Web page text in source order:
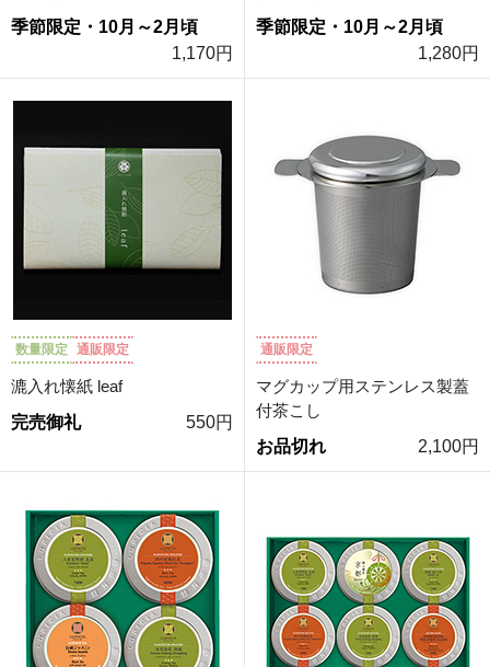
季節限定・10月～2月頃
1,170円
季節限定・10月～2月頃
1,280円
数量限定 通販限定
漉入れ懐紙 leaf
完売御礼
550円
通販限定
マグカップ用ステンレス製蓋
付茶こし
お品切れ
2,100円